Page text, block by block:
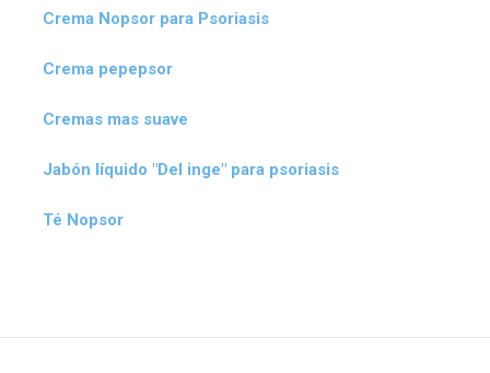
Crema Nopsor para Psoriasis
Crema pepepsor
Cremas mas suave
Jabón líquido "Del inge" para psoriasis
Té Nopsor